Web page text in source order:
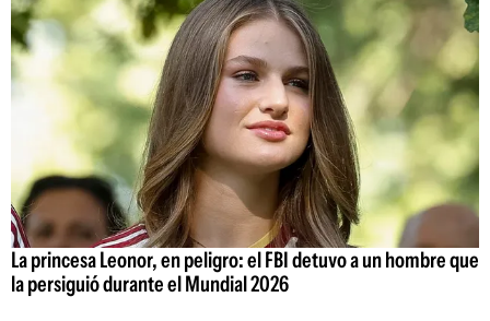
La princesa Leonor, en peligro: el FBI detuvo a un hombre que
la persiguió durante el Mundial 2026